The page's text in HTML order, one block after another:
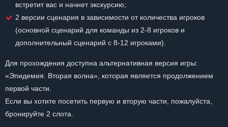
встретит вас и начнет экскурсию;
2 версии сценария в зависимости от количества игроков
(основной сценарий для команды из 2-8 игроков и
дополнительный сценарий с 8-12 игроками).
Для прохождения доступна альтернативная версия игры:
«Эпидемия. Вторая волна», которая является продолжением
первой части.
Если вы хотите посетить первую и вторую части, пожалуйста,
бронируйте 2 слота.